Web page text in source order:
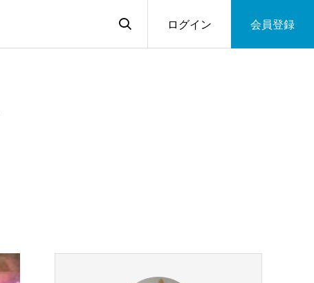
ログイン 会員登録